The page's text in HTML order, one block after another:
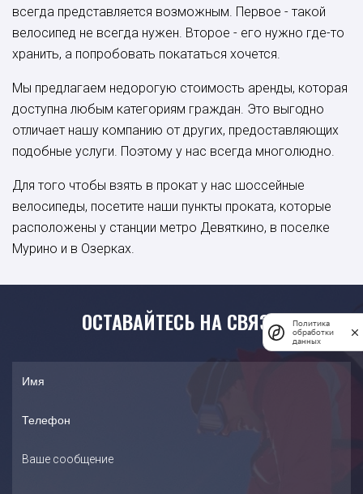
всегда представляется возможным. Первое - такой
велосипед не всегда нужен. Второе - его нужно где-то
хранить, а попробовать покататься хочется.
Мы предлагаем недорогую стоимость аренды, которая
доступна любым категориям граждан. Это выгодно
отличает нашу компанию от других, предоставляющих
подобные услуги. Поэтому у нас всегда многолюдно.
Для того чтобы взять в прокат у нас шоссейные
велосипеды, посетите наши пункты проката, которые
расположены у станции метро Девяткино, в поселке
Мурино и в Озерках.
ОСТАВАЙТЕСЬ НА СВЯЗИ
Политика
обработки
данных